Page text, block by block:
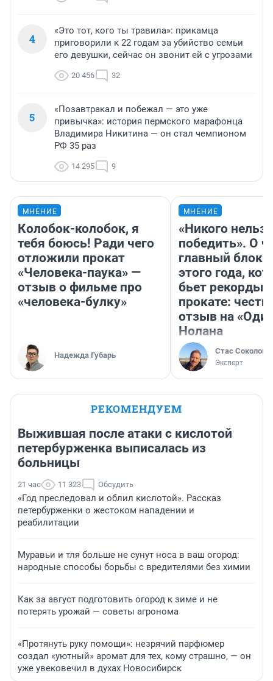
4
«Это тот, кого ты травила»: прикамца
приговорили к 22 годам за убийство семьи
его девушки, сейчас он звонит ей с угрозами
20 456 32
5
«Позавтракал и побежал — это уже
привычка»: история пермского марафонца
Владимира Никитина — он стал чемпионом
РФ 35 раз
14 295 9
МНЕНИЕ
Колобок-колобок, я
тебя боюсь! Ради чего
отложили прокат
«Человека-паука» —
отзыв о фильме про
«человека-булку»
Надежда Губарь
МНЕНИЕ
«Никого нельзя
победить». О
главный
этого года,
бьет рекорды в
прокате:
отзыв на
Нолана
Стас Соколов
Эксперт
РЕКОМЕНДУЕМ
Выжившая после атаки с кислотой
петербурженка выписалась из
больницы
21 час 11 323 Обсудить
«Год преследовал и облил кислотой». Рассказ
петербурженки о жестоком нападении и
реабилитации
Муравьи и тля больше не сунут носа в ваш огород:
народные способы борьбы с вредителями без химии
Как за август подготовить огород к зиме и не
потерять урожай — советы агронома
«Протянуть руку помощи»: незрячий парфюмер
создал «уютный» аромат для тех, кому страшно, — он
уже увековечил в духах Новосибирск